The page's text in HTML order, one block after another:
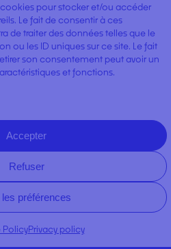
pour stocker et/ou accéder
Le fait de consentir à ces
de traiter des données telles que le
ou les ID uniques sur ce site. Le fait
son consentement peut avoir un
et fonctions.
Accepter
Refuser
les préférences
Privacy policy